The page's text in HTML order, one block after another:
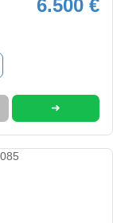
6.500 €
➜